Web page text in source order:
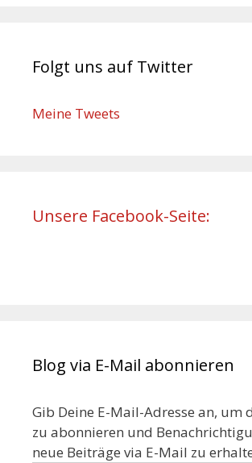
Folgt uns auf Twitter
Meine Tweets
Unsere Facebook-Seite:
Blog via E-Mail abonnieren
Gib Deine E-Mail-Adresse an, um
zu abonnieren und
neue Beiträge via E-Mail zu